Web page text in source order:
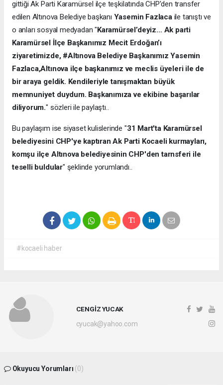
gittiği Ak Parti Karamürsel ilçe teşkilatında CHP'den transfer
edilen Altınova Belediye başkanı Yasemin Fazlacaile tanıştı ve
o anları sosyal medyadan "Karamürsel’deyiz… Ak parti
Karamürsel İlçe Başkanımız Mecit Erdoğan’ı
ziyaretimizde, #Altınova Belediye Başkanımız Yasemin
Fazlaca,Altınova ilçe başkanımız ve meclis üyeleri ile de
bir araya geldik. Kendileriyle tanışmaktan büyük
memnuniyet duydum. Başkanımıza ve ekibine başarılar
diliyorum." sözleri ile paylaştı..
Bu paylaşım ise siyaset kulislerinde "31 Mart'ta Karamürsel
belediyesini CHP'ye kaptıran Ak Parti Kocaeli kurmayları,
komşu ilçe Altınova belediyesinin CHP'den tarnsferi ile
teselli buldular" şeklinde yorumlandı..
#kocaeli haber
CENGİZ YUCAK
cyucak@yahoo.com
Okuyucu Yorumları (0)